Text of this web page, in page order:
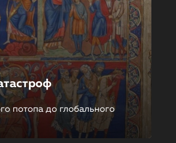
потопа до глобального